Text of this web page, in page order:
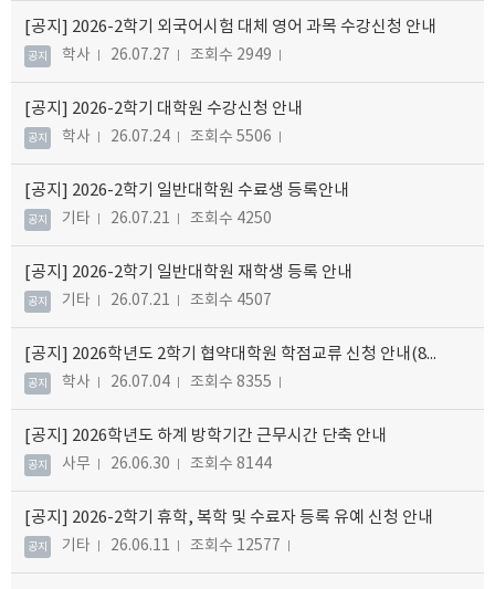
[공지] 2026-2학기 외국어시험 대체 영어 과목 수강신청 안내
공지 학사 26.07.27 조회수 2949
[공지] 2026-2학기 대학원 수강신청 안내
공지 학사 26.07.24 조회수 5506
[공지] 2026-2학기 일반대학원 수료생 등록안내
공지 기타 26.07.21 조회수 4250
[공지] 2026-2학기 일반대학원 재학생 등록 안내
공지 기타 26.07.21 조회수 4507
[공지] 2026학년도 2학기 협약대학원 학점교류 신청 안내(8/6 업데이트)
공지 학사 26.07.04 조회수 8355
[공지] 2026학년도 하계 방학기간 근무시간 단축 안내
공지 사무 26.06.30 조회수 8144
[공지] 2026-2학기 휴학, 복학 및 수료자 등록 유예 신청 안내
공지 기타 26.06.11 조회수 12577